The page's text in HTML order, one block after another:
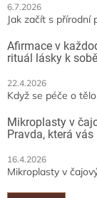
6.7.2026
Jak začít s přírodní
Afirmace v
rituál lásky k sobě
22.4.2026
Když se péče o
Mikroplasty v
Pravda, která
16.4.2026
Mikroplasty v